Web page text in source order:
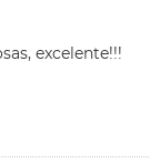
excelente!!!